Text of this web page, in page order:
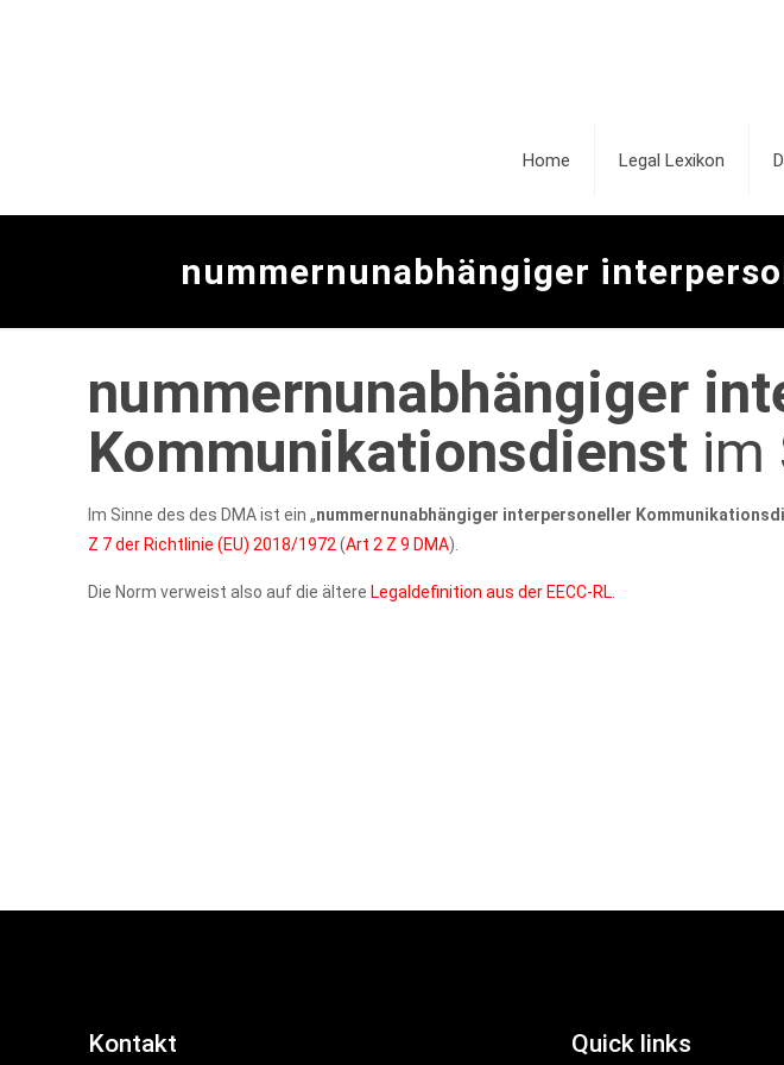
Home Legal Lexikon
nummernunabhängiger
nummernunabhängiger
Kommunikationsdienst im
Im Sinne des des DMA ist ein „nummernunabhängiger interpersoneller
Z 7 der Richtlinie (EU) 2018/1972 (Art 2 Z 9 DMA).
Die Norm verweist also auf die ältere Legaldefinition aus der EECC-RL
Kontakt Quick links